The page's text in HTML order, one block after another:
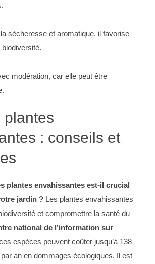
sécheresse et aromatique, il favorise
modération, car elle peut être
plantes
: conseils et
plantes envahissantes est-il crucial
jardin ?Les plantes envahissantes
et compromettre la santé du
national de l’information sur
espèces peuvent coûter jusqu’à 138
an en dommages écologiques. Il est